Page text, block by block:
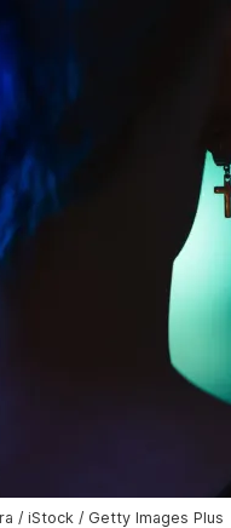
/ iStock / Getty Images Plus